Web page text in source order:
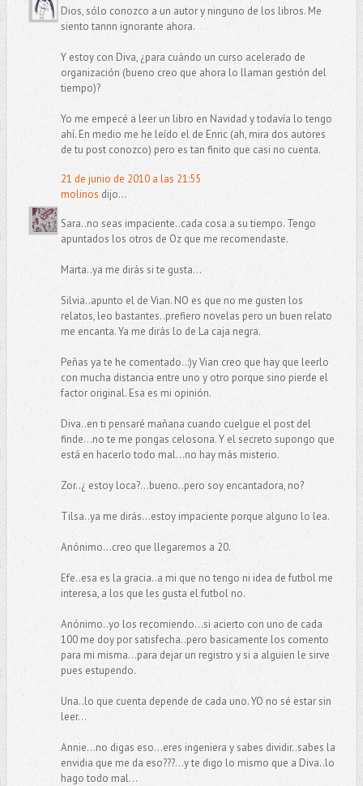
Dios, sólo conozco a un autor y ninguno de los libros. Me
siento tannn ignorante ahora.
Y estoy con Diva, ¿para cuándo un curso acelerado de
organización (bueno creo que ahora lo llaman gestión del
tiempo)?
Yo me empecé a leer un libro en Navidad y todavía lo tengo
ahí. En medio me he leído el de Enric (ah, mira dos autores
de tu post conozco) pero es tan finito que casi no cuenta.
21 de junio de 2010 a las 21:55
molinos dijo...
Sara..no seas impaciente..cada cosa a su tiempo. Tengo
apuntados los otros de Oz que me recomendaste.
Marta..ya me dirás si te gusta...
Silvia..apunto el de Vian. NO es que no me gusten los
relatos, leo bastantes..prefiero novelas pero un buen relato
me encanta. Ya me dirás lo de La caja negra.
Peñas ya te he comentado..:)y Vian creo que hay que leerlo
con mucha distancia entre uno y otro porque sino pierde el
factor original. Esa es mi opinión.
Diva..en ti pensaré mañana cuando cuelgue el post del
finde...no te me pongas celosona. Y el secreto supongo que
está en hacerlo todo mal...no hay más misterio.
Zor..¿ estoy loca?...bueno..pero soy encantadora, no?
Tilsa..ya me dirás...estoy impaciente porque alguno lo lea.
Anónimo...creo que llegaremos a 20.
Efe..esa es la gracia..a mi que no tengo ni idea de futbol me
interesa, a los que les gusta el futbol no.
Anónimo..yo los recomiendo...si acierto con uno de cada
100 me doy por satisfecha..pero basicamente los comento
para mi misma...para dejar un registro y si a alguien le sirve
pues estupendo.
Una..lo que cuenta depende de cada uno. YO no sé estar sin
leer...
Annie...no digas eso...eres ingeniera y sabes dividir..sabes la
envidia que me da eso???...y te digo lo mismo que a Diva..lo
hago todo mal...